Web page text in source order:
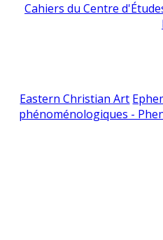
Cahiers du Centre
Eastern Christian Art
phénoménologiques -